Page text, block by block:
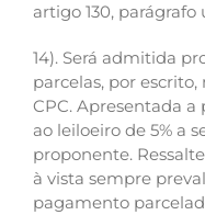
artigo 130, parágrafo
14). Será admitida
parcelas, por
CPC. Apresentada a
ao leiloeiro de 5% a
proponente.
à vista sempre
pagamento